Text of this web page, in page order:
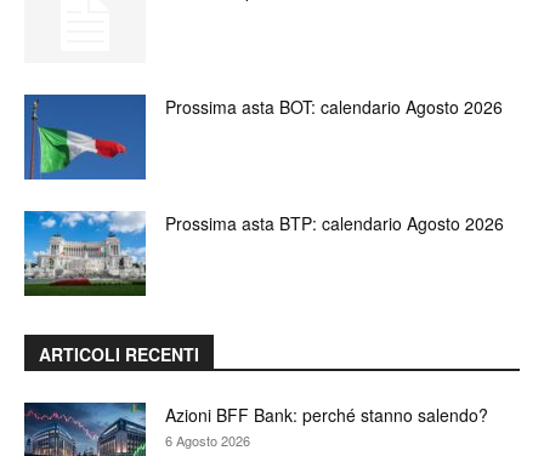
Prossima asta BOT: calendario Agosto 2026
Prossima asta BTP: calendario Agosto 2026
ARTICOLI RECENTI
Azioni BFF Bank: perché stanno salendo?
6 Agosto 2026